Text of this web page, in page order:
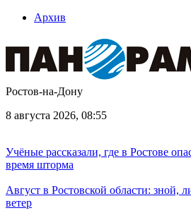
Архив
Ростов-на-Дону
8 августа 2026, 08:55
Учёные рассказали, где в Ростове
время шторма
Август в Ростовской области: зной,
ветер